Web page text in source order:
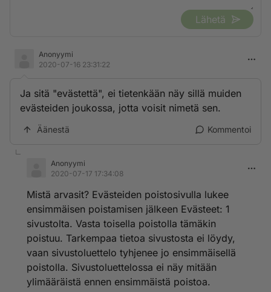
Lähetä
Anonyymi
2020-07-16 23:31:22
Ja sitä "evästettä", ei tietenkään näy sillä muiden
evästeiden joukossa, jotta voisit nimetä sen.
Äänestä Kommentoi
Anonyymi
2020-07-17 17:34:08
Mistä arvasit? Evästeiden poistosivulla lukee
ensimmäisen poistamisen jälkeen Evästeet: 1
sivustolta. Vasta toisella poistolla tämäkin
poistuu. Tarkempaa tietoa sivustosta ei löydy,
vaan sivustoluettelo tyhjenee jo ensimmäisellä
poistolla. Sivustoluettelossa ei näy mitään
ylimääräistä ennen ensimmäistä poistoa.